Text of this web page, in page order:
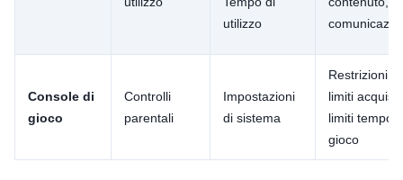
utilizzo
Console di
gioco
Controlli
parentali
Impostazioni
di sistema
Restrizioni
limiti
limiti tempo
gioco